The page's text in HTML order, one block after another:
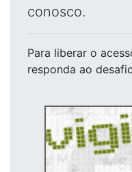
conosco.
Para liberar o
responda ao